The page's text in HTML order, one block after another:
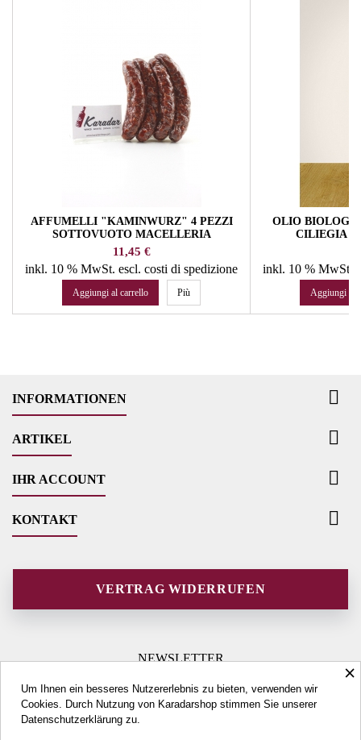
AFFUMELLI "KAMINWURZ" 4 PEZZI
SOTTOVUOTO MACELLERIA
TROCKNER
Prezzo
11,45 €
inkl. 10 % MwSt. escl. costi di spedizione
Aggiungi al carrello Più
OLIO
CILIEGIA
inkl. 10 % MwSt.
Aggiungi al
INFORMATIONEN 
ARTIKEL 
IHR ACCOUNT 
KONTAKT 
VERTRAG WIDERRUFEN
NEWSLETTER
×
Um Ihnen ein besseres Nutzererlebnis zu bieten, verwenden wir
Cookies. Durch Nutzung von Karadarshop stimmen Sie unserer
Datenschutzerklärung zu.